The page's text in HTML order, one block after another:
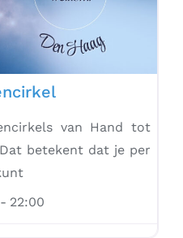
van Hand tot
betekent dat je per
- 22:00